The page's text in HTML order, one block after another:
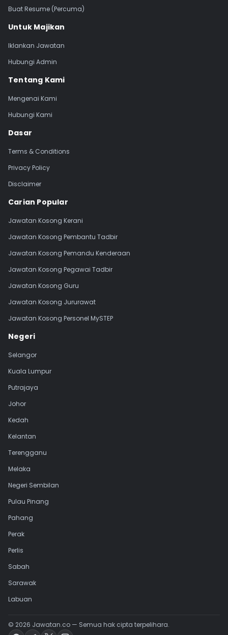
Buat Resume (Percuma)
Untuk Majikan
Iklankan Jawatan
Hubungi Admin
Tentang Kami
Mengenai Kami
Hubungi Kami
Dasar
Terms & Conditions
Privacy Policy
Disclaimer
Carian Popular
Jawatan Kosong Kerani
Jawatan Kosong Pembantu Tadbir
Jawatan Kosong Pemandu Kenderaan
Jawatan Kosong Pegawai Tadbir
Jawatan Kosong Guru
Jawatan Kosong Jururawat
Jawatan Kosong Personel MySTEP
Negeri
Selangor
Kuala Lumpur
Putrajaya
Johor
Kedah
Kelantan
Terengganu
Melaka
Negeri Sembilan
Pulau Pinang
Pahang
Perak
Perlis
Sabah
Sarawak
Labuan
© 2026 Jawatan.co — Semua hak cipta terpelihara.